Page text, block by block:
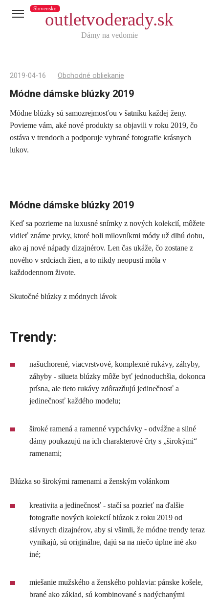
outletvoderady.sk
Slovensko
Dámy na vedomie
2019-04-16 Obchodné obliekanie
Módne dámske blúzky 2019
Módne blúzky sú samozrejmosťou v šatníku každej ženy.
Povieme vám, aké nové produkty sa objavili v roku 2019, čo
ostáva v trendoch a podporuje vybrané fotografie krásnych
lukov.
Módne dámske blúzky 2019
Keď sa pozrieme na luxusné snímky z nových kolekcií, môžete
vidieť známe prvky, ktoré boli milovníkmi módy už dlhú dobu,
ako aj nové nápady dizajnérov. Len čas ukáže, čo zostane z
nového v srdciach žien, a to nikdy neopustí móla v
každodennom živote.
Skutočné blúzky z módnych lávok
Trendy:
našuchorené, viacvrstvové, komplexné rukávy, záhyby,
záhyby - silueta blúzky môže byť jednoduchšia, dokonca
prísna, ale tieto rukávy zdôrazňujú jedinečnosť a
jedinečnosť každého modelu;
široké ramená a ramenné vypchávky - odvážne a silné
dámy poukazujú na ich charakterové črty s „širokými“
ramenami;
Blúzka so širokými ramenami a ženským volánkom
kreativita a jedinečnosť - stačí sa pozrieť na ďalšie
fotografie nových kolekcií blúzok z roku 2019 od
slávnych dizajnérov, aby si všimli, že módne trendy teraz
vynikajú, sú originálne, dajú sa na niečo úplne iné ako
iné;
miešanie mužského a ženského pohlavia: pánske košele,
brané ako základ, sú kombinované s nadýchanými
Telegram
reddit
Skype